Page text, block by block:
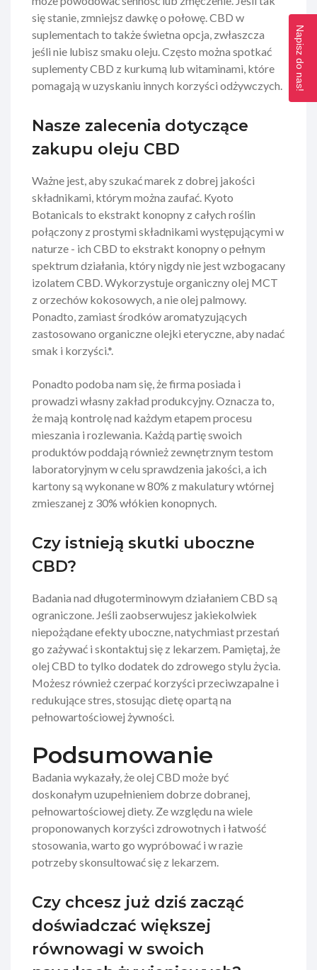
się stanie, zmniejsz dawkę o połowę. CBD w
suplementach to także świetna opcja, zwłaszcza
jeśli nie lubisz smaku oleju. Często można spotkać
suplementy CBD z kurkumą lub witaminami, które
pomagają w uzyskaniu innych korzyści odżywczych.
Nasze zalecenia dotyczące
zakupu oleju CBD
Ważne jest, aby szukać marek z dobrej jakości
składnikami, którym można zaufać. Kyoto
Botanicals to ekstrakt konopny z całych roślin
połączony z prostymi składnikami występującymi w
naturze - ich CBD to ekstrakt konopny o pełnym
spektrum działania, który nigdy nie jest wzbogacany
izolatem CBD. Wykorzystuje organiczny olej MCT
z orzechów kokosowych, a nie olej palmowy.
Ponadto, zamiast środków aromatyzujących
zastosowano organiczne olejki eteryczne, aby nadać
smak i korzyści.*.
Ponadto podoba nam się, że firma posiada i
prowadzi własny zakład produkcyjny. Oznacza to,
że mają kontrolę nad każdym etapem procesu
mieszania i rozlewania. Każdą partię swoich
produktów poddają również zewnętrznym testom
laboratoryjnym w celu sprawdzenia jakości, a ich
kartony są wykonane w 80% z makulatury wtórnej
zmieszanej z 30% włókien konopnych.
Czy istnieją skutki uboczne
CBD?
Badania nad długoterminowym działaniem CBD są
ograniczone. Jeśli zaobserwujesz jakiekolwiek
niepożądane efekty uboczne, natychmiast przestań
go zażywać i skontaktuj się z lekarzem. Pamiętaj, że
olej CBD to tylko dodatek do zdrowego stylu życia.
Możesz również czerpać korzyści przeciwzapalne i
redukujące stres, stosując dietę opartą na
pełnowartościowej żywności.
Podsumowanie
Badania wykazały, że olej CBD może być
doskonałym uzupełnieniem dobrze dobranej,
pełnowartościowej diety. Ze względu na wiele
proponowanych korzyści zdrowotnych i łatwość
stosowania, warto go wypróbować i w razie
potrzeby skonsultować się z lekarzem.
Czy chcesz już dziś zacząć
doświadczać większej
równowagi w swoich
Napisz do nas!